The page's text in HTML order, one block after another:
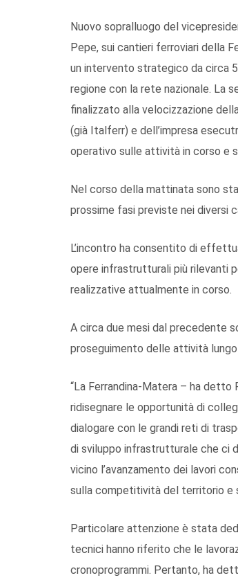
Nuovo sopralluogo del
Pepe, sui cantieri ferroviari della
un intervento strategico da circa
regione con la rete nazionale. La
finalizzato alla velocizzazione
(già Italferr) e dell’impresa
operativo sulle attività in corso e
Nel corso della mattinata sono
prossime fasi previste nei diversi
L’incontro ha consentito di
opere infrastrutturali più rilevanti
realizzative attualmente in corso.
A circa due mesi dal precedente
proseguimento delle attività
“La Ferrandina-Matera – ha detto
ridisegnare le opportunità di
dialogare con le grandi reti di
di sviluppo infrastrutturale che ci
vicino l’avanzamento dei lavori
sulla competitività del territorio e
Particolare attenzione è stata
tecnici hanno riferito che le
cronoprogrammi. Pertanto, ha